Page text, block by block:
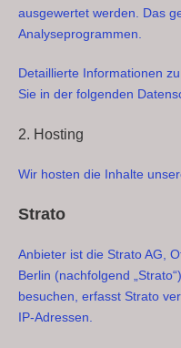
ausgewertet werden. Das
Analyseprogrammen.
Detaillierte Informationen
Sie in der folgenden
2. Hosting
Wir hosten die Inhalte
Strato
Anbieter ist die Strato AG,
Berlin (nachfolgend
besuchen, erfasst Strato
IP-Adressen.